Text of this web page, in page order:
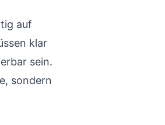
auf
klar
sein.
sondern